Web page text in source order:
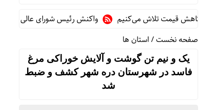
کاهش قیمت تلاش می‌کنیم
واکنش رئیس شورای عالی سیاسی
صفحه نخست/استان ها
یک و نیم تن گوشت و آلایش خوراکی مرغ
فاسد در شهرستان دره شهر کشف و ضبط
شد